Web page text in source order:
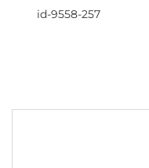
id-9558-257